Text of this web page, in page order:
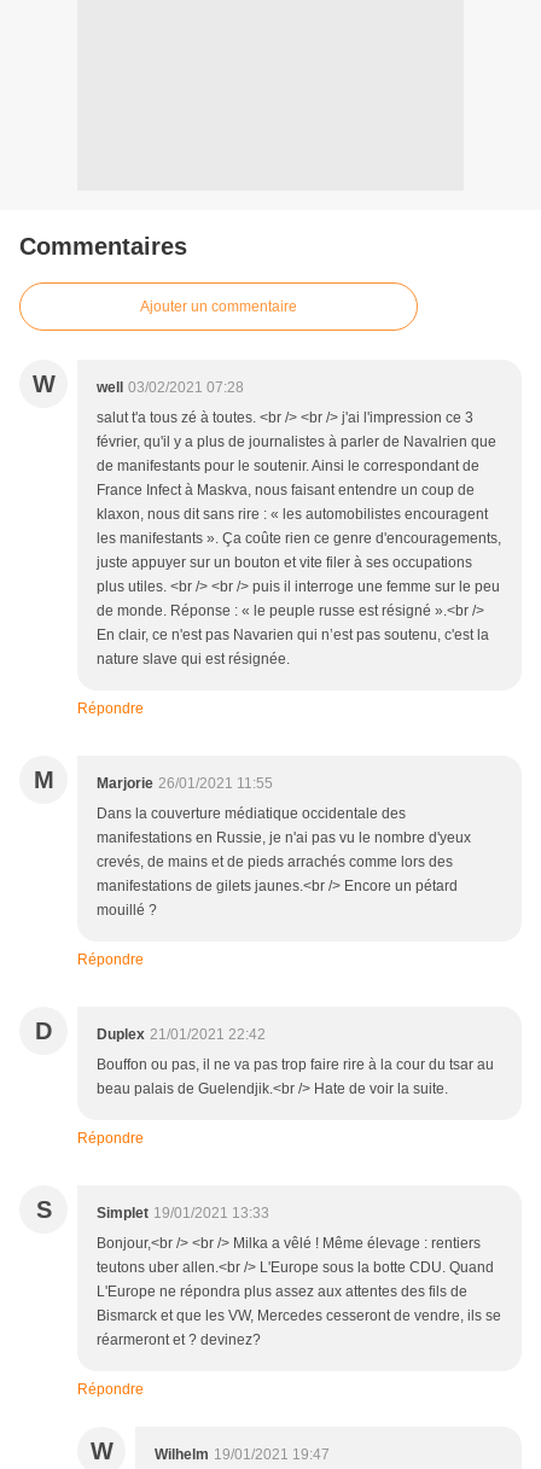
Commentaires
Ajouter un commentaire
W well
03/02/2021 07:28
salut t'a tous zé à toutes. <br /> <br /> j'ai l'impression ce 3
février, qu'il y a plus de journalistes à parler de Navalrien que
de manifestants pour le soutenir. Ainsi le correspondant de
France Infect à Maskva, nous faisant entendre un coup de
klaxon, nous dit sans rire : « les automobilistes encouragent
les manifestants ». Ça coûte rien ce genre d'encouragements,
juste appuyer sur un bouton et vite filer à ses occupations
plus utiles. <br /> <br /> puis il interroge une femme sur le peu
de monde. Réponse : « le peuple russe est résigné ».<br />
En clair, ce n'est pas Navarien qui n’est pas soutenu, c'est la
nature slave qui est résignée.
Répondre
M Marjorie 26/01/2021 11:55
Dans la couverture médiatique occidentale des
manifestations en Russie, je n'ai pas vu le nombre d'yeux
crevés, de mains et de pieds arrachés comme lors des
manifestations de gilets jaunes.<br /> Encore un pétard
mouillé ?
Répondre
D Duplex 21/01/2021 22:42
Bouffon ou pas, il ne va pas trop faire rire à la cour du tsar au
beau palais de Guelendjik.<br /> Hate de voir la suite.
Répondre
S Simplet 19/01/2021 13:33
Bonjour,<br /> <br /> Milka a vêlé ! Même élevage : rentiers
teutons uber allen.<br /> L'Europe sous la botte CDU. Quand
L'Europe ne répondra plus assez aux attentes des fils de
Bismarck et que les VW, Mercedes cesseront de vendre, ils se
réarmeront et ? devinez?
Répondre
W Wilhelm 19/01/2021 19:47